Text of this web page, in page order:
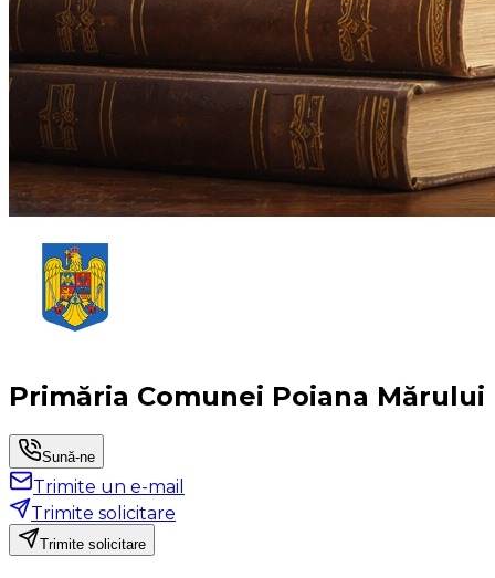
Primăria Comunei Poiana Mărului
Sună-ne
Trimite un e-mail
Trimite solicitare
Trimite solicitare